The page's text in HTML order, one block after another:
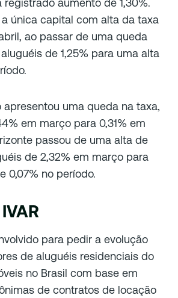
aumento de 1,30%.
única capital com alta da taxa
ao passar de uma queda
de 1,25% para uma alta
apresentou uma queda na taxa,
em março para 0,31% em
passou de uma alta de
de 2,32% em março para
0,07% no período.
para pedir a evolução
de aluguéis residenciais do
no Brasil com base em
de contratos de locação